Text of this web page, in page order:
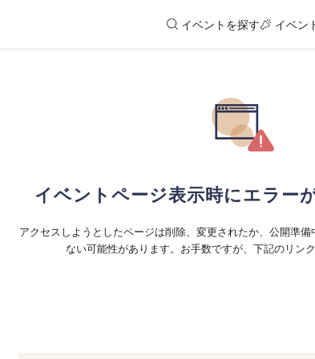
イベントを探す イベン
イベントページ表示時にエラー
アクセスしようとしたページは削除、変更されたか、公開準
ない可能性があります。お手数ですが、下記のリン